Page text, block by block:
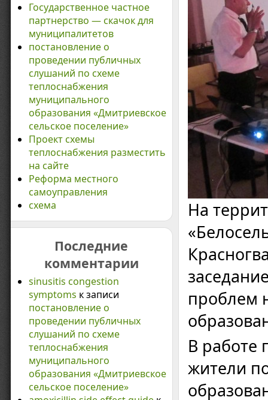
Государственное частное
партнерство — скачок для
муниципалитетов
постановление о
проведении публичных
слушаний по схеме
теплоснабжения
муниципального
образования «Дмитриевское
сельское поселение»
Проект схемы
теплоснабжения разместить
на сайте
Реформа местного
самоуправления
схема
Последние
комментарии
sinusitis congestion
symptoms к записи
постановление о
проведении публичных
слушаний по схеме
теплоснабжения
муниципального
образования «Дмитриевское
сельское поселение»
На
проблем
В работе
жители